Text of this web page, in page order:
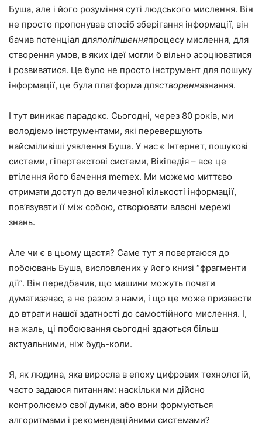
Буша, але і його розуміння суті людського мислення. Він
не просто пропонував спосіб зберігання інформації, він
бачив потенціал дляполіпшенняпроцесу мислення, для
створення умов, в яких ідеї могли б вільно асоціюватися
і розвиватися. Це було не просто інструмент для пошуку
інформації, це була платформа дляствореннязнання.
І тут виникає парадокс. Сьогодні, через 80 років, ми
володіємо інструментами, які перевершують
найсміливіші уявлення Буша. У нас є Інтернет, пошукові
системи, гіпертекстові системи, Вікіпедія – все це
втілення його бачення memex. Ми можемо миттєво
отримати доступ до величезної кількості інформації,
пов’язувати її між собою, створювати власні мережі
знань.
Але чи є в цьому щастя? Саме тут я повертаюся до
побоювань Буша, висловлених у його книзі “фрагменти
дії”. Він передбачив, що машини можуть почати
думатизанас, а не разом з нами, і що це може призвести
до втрати нашої здатності до самостійного мислення. І,
на жаль, ці побоювання сьогодні здаються більш
актуальними, ніж будь-коли.
Я, як людина, яка виросла в епоху цифрових технологій,
часто задаюся питанням: наскільки ми дійсно
контролюємо свої думки, або вони формуються
алгоритмами і рекомендаційними системами?